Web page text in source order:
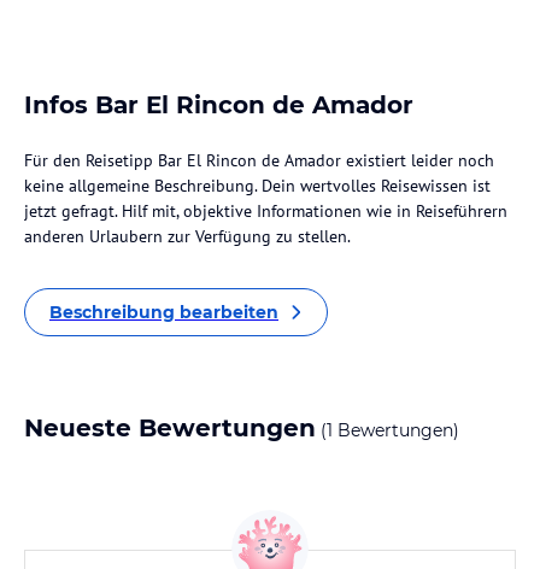
Infos Bar El Rincon de Amador
Für den Reisetipp Bar El Rincon de Amador existiert leider noch
keine allgemeine Beschreibung. Dein wertvolles Reisewissen ist
jetzt gefragt. Hilf mit, objektive Informationen wie in Reiseführern
anderen Urlaubern zur Verfügung zu stellen.
Beschreibung bearbeiten
Neueste Bewertungen (1 Bewertungen)